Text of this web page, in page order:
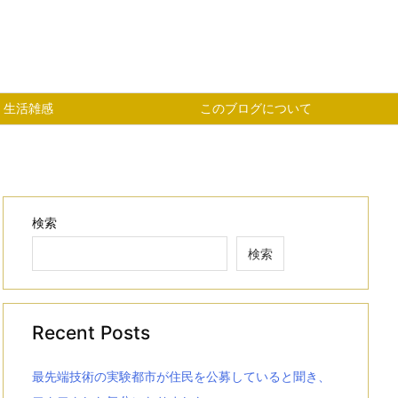
生活雑感 このブログについて
検索
検索
Recent Posts
最先端技術の実験都市が住民を公募していると聞き、